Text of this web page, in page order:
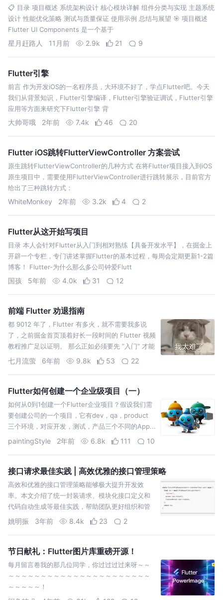
📋 目录 项目概述 系统架构设计 核心模块详解 组件分类与实现 主题系统
设计 性能优化策略 测试与质量保证 使用示例 总结与展望 🎯 项目概述
Flutter UI Components 是一个基于
星月赶路人 11月前 2.9k 21 9
Flutter引擎
前言 作为开发iOS的一名程序员，大环境不好了，学点Flutter吧。今天
我们从背景知识，Flutter引擎编译，Flutter引擎验证调试，Flutter引擎
应用等方面来研究下Flutter引擎 背
大帅哥哦 2年前 7.4k 46 20
Flutter iOS跳转FlutterViewController 方案尝试
原生跳转FlutterViewController的几种方式 在将Flutter项目接入到iOS
原生项目中，需要使用FlutterViewController进行跳转展示，目前官方
给出了三种跳转方式：
WhiteMonkey 2年前 3.2k 4 2
Flutter从这开始写项目
目录 本人会针对Flutter从入门到相对熟练【具备开发水平】，在掘金上
开辟一个专栏，专门讲述掌握Flutter的基本过程，每周会定期更新1-2篇
博客！ Flutter-为什么那么多公司钟爱Flutt
国孩 5年前 4.0k 31 12
前端 Flutter 劝退指南
都 9012 年了，Flutter 有多火，就不需要我多说
了，之前掘金首页顶着好长一段时间的 Flutter 视频
教程推广足以证明。 那么正如必须要先 ”入门“ 才能
”出门“，那么前端劝退 Flutter 前也必须得先了解
七月流萤 6年前 9.8k 53 22
Flutter如何创建一个企业级项目（一）
如何从0到1创建一个Flutter企业项目？假设我们需
要创建公司的一个项目，它有dev，qa，product
三个环境，对应开发，测试，产品三个不同的App...
paintingStyle 2年前 6.8k 111 10
接口请求最佳实践 | 高效优雅的接口管理策略
高效和优雅的接口管理策略能够极大提升开发效
率。本文介绍了统一封装请求、模块化接口定义和
代码自动生成等最佳实践，帮助团队更好组织和管
理接口，减少重复工作，提高代码质量，实现高效
姚明振 3年前 8.4k 23 2
节日献礼：Flutter图片库重磅开源！
每月留言卷我的那几位同学，你过过过过来呀～～
～～～～～～～～～～～～～～～～～～～～～～
～～～～～！